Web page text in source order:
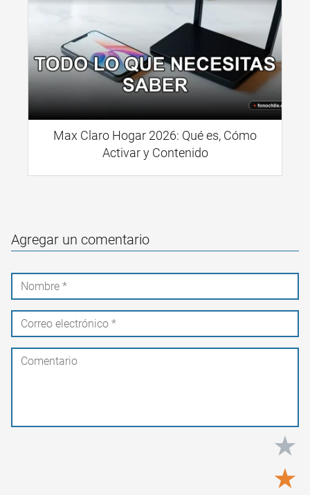
Max Claro Hogar 2026: Qué es, Cómo
Activar y Contenido
Agregar un comentario
★
★